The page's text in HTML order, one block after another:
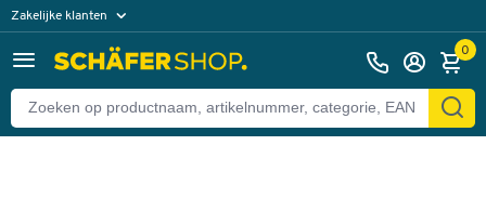
Zakelijke klanten
Particuliere klanten 0
Terug